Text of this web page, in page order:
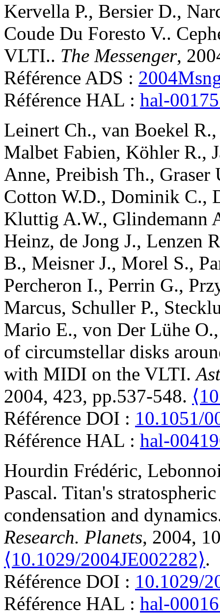
Kervella P., Bersier D.,
Coude Du Foresto V..
VLTI.. The Messenger,
Référence ADS :
Référence HAL : hal-
Leinert Ch., van Boekel R.
Malbet Fabien, Köhler R.,
Anne, Preibish Th., Graser
Cotton W.D., Dominik C.,
Kluttig A.W., Glindemann
Heinz, de Jong J., Lenzen
B., Meisner J., Morel S.,
Percheron I., Perrin G.,
Marcus, Schuller P.,
Mario E., von Der Lühe O.
of circumstellar disks
with MIDI on the VLTI.
2004, 423, pp.537-548.
Référence DOI : 10.1051/
Référence HAL : hal-
Hourdin Frédéric,
Pascal. Titan's
condensation and dynamics
Research. Planets, 2004,
⟨10.1029/2004JE002282⟩.
Référence DOI : 10.1029/
Référence HAL : hal-